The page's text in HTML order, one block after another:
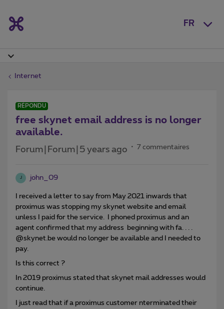
FR
Internet
RÉPONDU
free skynet email address is no longer
available.
Forum|Forum|5 years ago 7 commentaires
J john_09
I received a letter to say from May 2021 inwards that
proximus was stopping my skynet website and email
unless I paid for the service. I phoned proximus and an
agent confirmed that my address beginning with fa. . . .
@skynet.be would no longer be available and I needed to
pay.
Is this correct ?
In 2019 proximus stated that skynet mail addresses would
continue.
I just read that if a proximus customer nterminated their